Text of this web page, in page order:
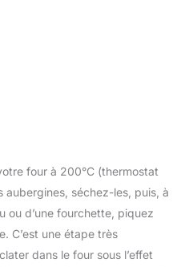
four à 200°C (thermostat
aubergines, séchez-les, puis, à
ou d’une fourchette, piquez
C’est une étape très
dans le four sous l’effet